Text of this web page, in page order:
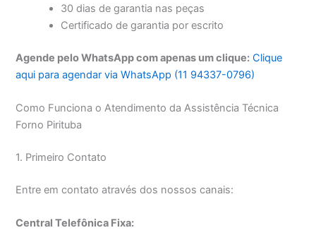
30 dias de garantia nas peças
Certificado de garantia por escrito
Agende pelo WhatsApp com apenas um clique: Clique
aqui para agendar via WhatsApp (11 94337-0796)
Como Funciona o Atendimento da Assistência Técnica
Forno Pirituba
1. Primeiro Contato
Entre em contato através dos nossos canais:
Central Telefônica Fixa: